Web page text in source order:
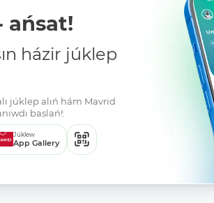
ańsat!
házir júklep
júklep alıń hám Mavrid
baslań!:
Júklew
App Gallery